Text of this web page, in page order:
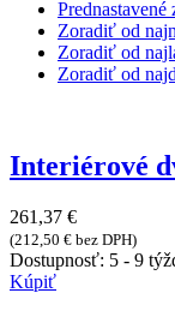
Prednastavené
Zoradiť od
Zoradiť od
Zoradiť od
Interiérové
261,37 €
(212,50 € bez DPH)
Dostupnosť: 5 - 9
Kúpiť